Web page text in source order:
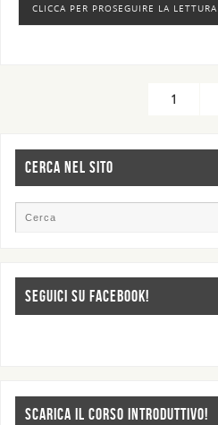
CLICCA PER PROSEGUIRE LA LETTURA
1
CERCA NEL SITO
SEGUICI SU FACEBOOK!
SCARICA IL CORSO INTRODUTTIVO!